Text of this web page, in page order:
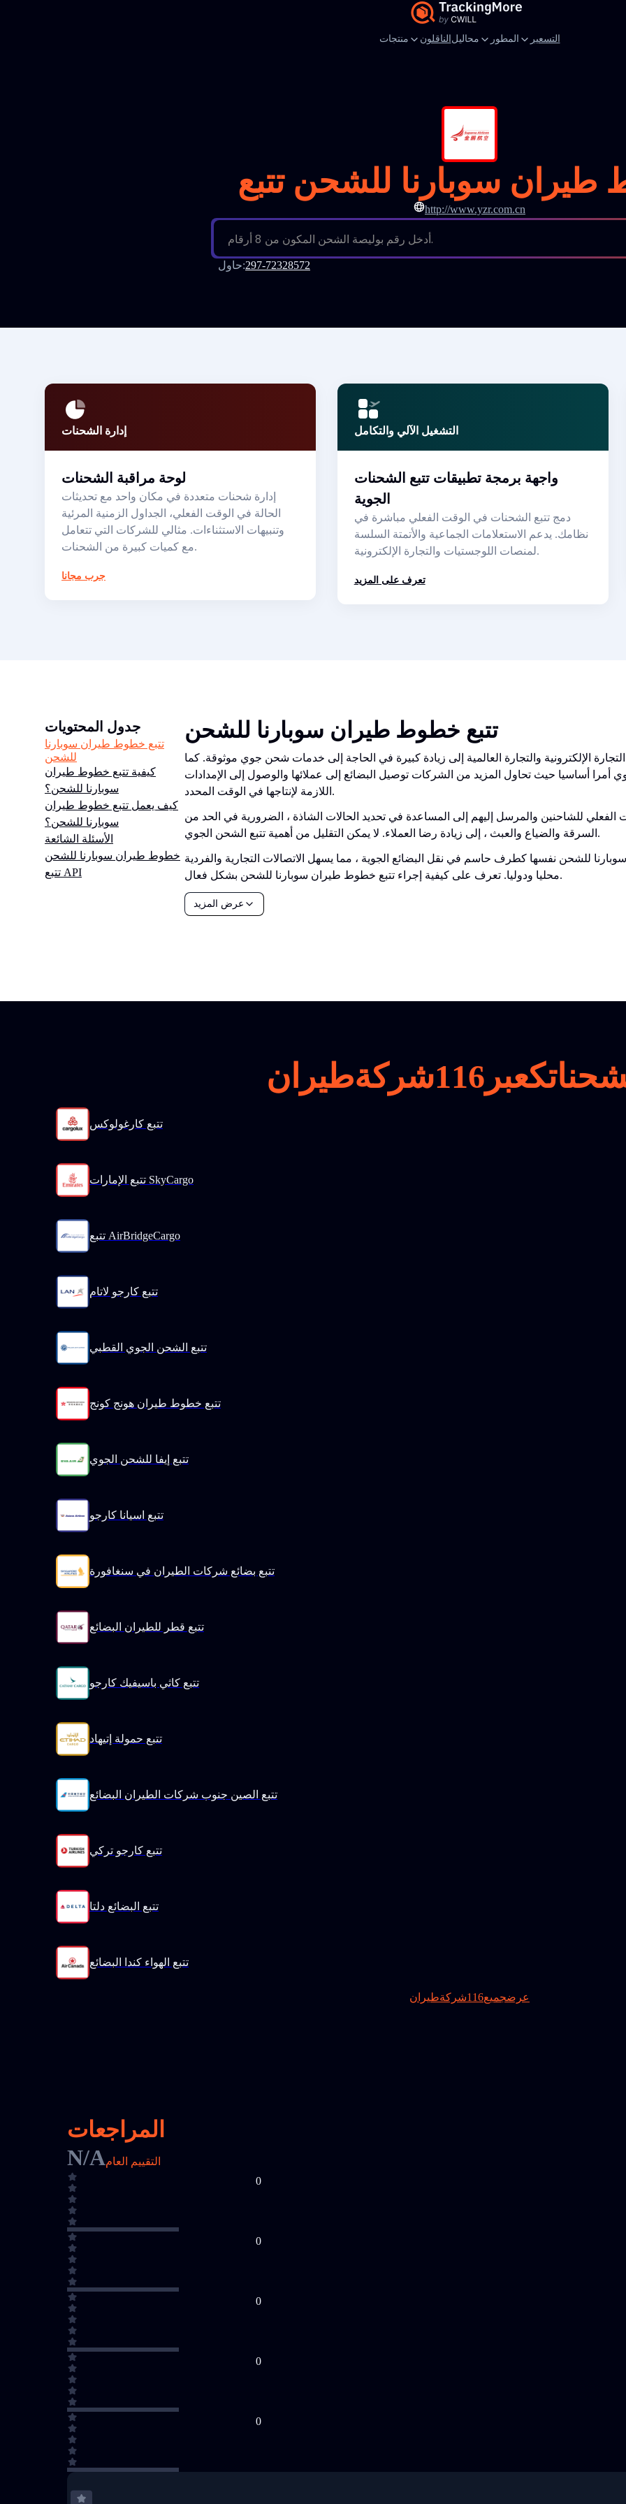
منتجات الناقلون محاليل المطور التسعير
سوبارنا للشحن تتبع
http://www.yzr.com.cn
أدخل رقم بوليصة الشحن المكون من 8 أرقام.
حاول:297-72328572
إدارة الشحنات
لوحة مراقبة الشحنات
إدارة شحنات متعددة في مكان واحد مع تحديثات
الحالة في الوقت الفعلي، الجداول الزمنية المرئية
وتنبيهات الاستثناءات. مثالي للشركات التي تتعامل
مع كميات كبيرة من الشحنات.
جرب مجانا
التشغيل الآلي والتكامل
واجهة برمجة تطبيقات تتبع الشحنات
الجوية
دمج تتبع الشحنات في الوقت الفعلي مباشرة في
نظامك. يدعم الاستعلامات الجماعية والأتمتة السلسة
لمنصات اللوجستيات والتجارة الإلكترونية.
تعرف على المزيد
جدول المحتويات
تتبع خطوط طيران سوبارنا
للشحن
كيفية تتبع خطوط طيران
سوبارنا للشحن؟
كيف يعمل تتبع خطوط طيران
سوبارنا للشحن؟
الأسئلة الشائعة
خطوط طيران سوبارنا للشحن
تتبع API
تتبع خطوط طيران سوبارنا للشحن
الإلكترونية والتجارة العالمية إلى زيادة كبيرة في الحاجة إلى خدمات شحن جوي موثوقة. كما
أمرا أساسيا حيث تحاول المزيد من الشركات توصيل البضائع إلى عملائها والوصول إلى الإمدادات
اللازمة لإنتاجها في الوقت المحدد.
الفعلي للشاحنين والمرسل إليهم إلى المساعدة في تحديد الحالات الشاذة ، الضرورية في الحد من
السرقة والضياع والعبث ، إلى زيادة رضا العملاء. لا يمكن التقليل من أهمية تتبع الشحن الجوي.
للشحن نفسها كطرف حاسم في نقل البضائع الجوية ، مما يسهل الاتصالات التجارية والفردية
محليا ودوليا. تعرف على كيفية إجراء تتبع خطوط طيران سوبارنا للشحن بشكل فعال.
عرض المزيد
تتبع كارغولوكس
تتبع الإمارات SkyCargo
تتبع AirBridgeCargo
تتبع كارجو لاتام
تتبع الشحن الجوي القطبي
تتبع خطوط طيران هونج كونج
تتبع إيفا للشحن الجوي
تتبع اسيانا كارجو
تتبع بضائع شركات الطيران في سنغافورة
تتبع قطر للطيران البضائع
تتبع كاثي باسيفيك كارجو
تتبع حمولة إتيهاد
تتبع الصين جنوب شركات الطيران البضائع
تتبع كارجو تركي
تتبع البضائع دلتا
تتبع الهواء كندا البضائع
عرضجميع116شركةطيران
المراجعات
N/Aالتقييم العام
0
0
0
0
0